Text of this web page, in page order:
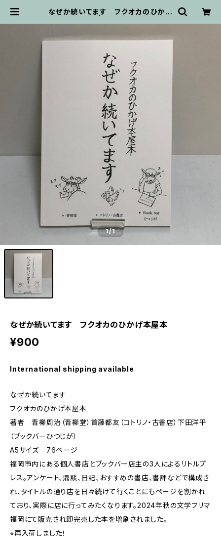
なぜか続いてます フクオカのひかげ
1/1
なぜか続いてます フクオカのひかげ本屋本
¥900
International shipping available
なぜか続いてます
フクオカのひかげ本屋本
著者 青柳周治（青柳堂）首藤都友（コトリノ・古書店）下田洋平
（ブックバーひつじが）
A5サイズ 76ページ
福岡市内にある個人書店とブックバー店主の3人によるリトルプ
レス。アンケート、鼎談、日記、おすすめの書店、書評などで構成さ
れ、タイトルの通り店を日々続けて行くことにもページを割かれ
ており、実際に店に行ってみたくなります。2024年秋の文学フリマ
福岡にて販売され即完売した本を増刷されました。
⭐︎再入荷しました！